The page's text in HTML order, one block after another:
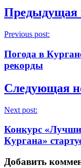
Предыдущая
Previous post:
Погода в
рекорды
Следующая
Next post:
Конкурс
Кургана»
Добавить